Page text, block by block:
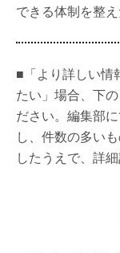
できる体制を整え
■「より詳しい情
たい」場合、下
ださい。編集部
し、件数の多い
したうえで、詳